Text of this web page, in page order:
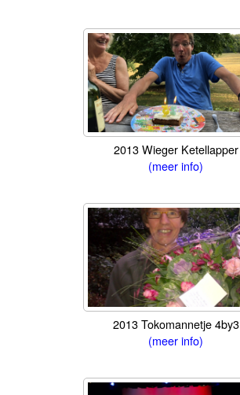
2013 Wieger Ketellapper
(meer info)
2013 Tokomannetje 4by3
(meer info)